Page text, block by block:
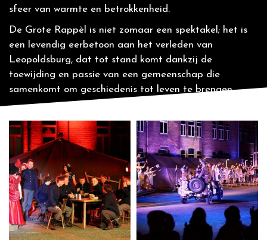
sfeer van warmte en betrokkenheid.
De Grote Rappèl is niet zomaar een spektakel; het is
een levendig eerbetoon aan het verleden van
Leopoldsburg, dat tot stand komt dankzij de
toewijding en passie van een gemeenschap die
samenkomt om geschiedenis tot leven te brengen.